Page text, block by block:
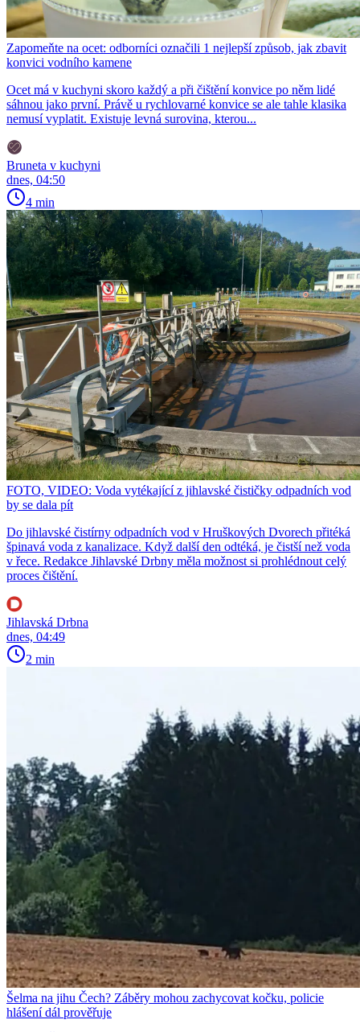
Zapomeňte na ocet: odborníci označili 1 nejlepší způsob, jak zbavit
konvici vodního kamene
Ocet má v kuchyni skoro každý a při čištění konvice po něm lidé
sáhnou jako první. Právě u rychlovarné konvice se ale tahle klasika
nemusí vyplatit. Existuje levná surovina, kterou...
Bruneta v kuchyni
dnes, 04:50
4 min
FOTO, VIDEO: Voda vytékající z jihlavské čističky odpadních vod
by se dala pít
Do jihlavské čistírny odpadních vod v Hruškových Dvorech přitéká
špinavá voda z kanalizace. Když další den odtéká, je čistší než voda
v řece. Redakce Jihlavské Drbny měla možnost si prohlédnout celý
proces čištění.
Jihlavská Drbna
dnes, 04:49
2 min
Šelma na jihu Čech? Záběry mohou zachycovat kočku, policie
hlášení dál prověřuje